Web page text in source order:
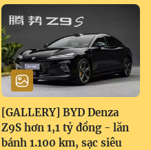
[GALLERY] BYD Denza
Z9S hơn 1,1 tỷ đồng - lăn
bánh 1.100 km, sạc siêu